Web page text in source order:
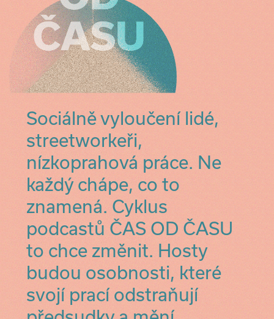
Sociálně vyloučení lidé,
streetworkeři,
nízkoprahová práce. Ne
každý chápe, co to
znamená. Cyklus
podcastů ČAS OD ČASU
to chce změnit. Hosty
budou osobnosti, které
svojí prací odstraňují